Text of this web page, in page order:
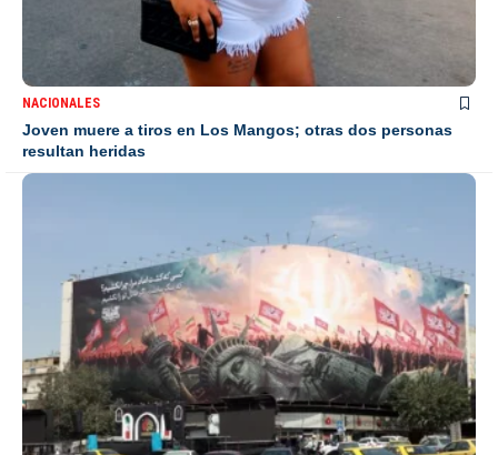
NACIONALES
Joven muere a tiros en Los Mangos; otras dos personas
resultan heridas